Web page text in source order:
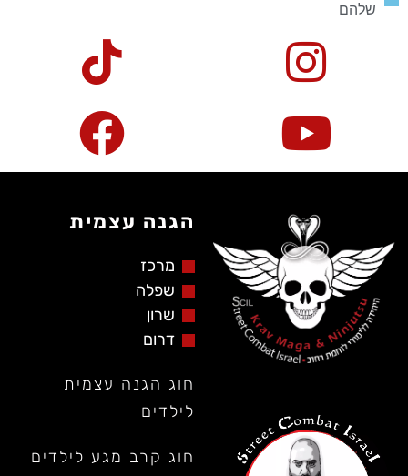
שלהם
הגנה עצמית
מרכז
שפלה
שרון
דרום
חוג הגנה עצמית
לילדים
חוג קרב מגע לילדים